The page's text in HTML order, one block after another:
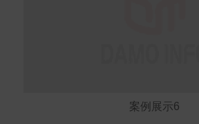
案例展示6